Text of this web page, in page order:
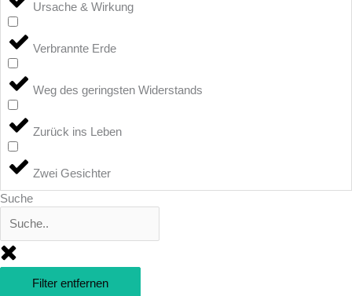
Ursache & Wirkung
Verbrannte Erde
Weg des geringsten Widerstands
Zurück ins Leben
Zwei Gesichter
Suche
Filter entfernen